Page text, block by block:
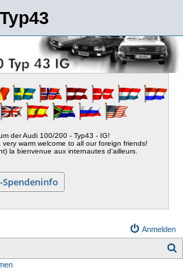
Typ43
der Audi 100/200 - Typ43 - IG!
warm welcome to all our foreign friends!
la bienvenue aux internautes d'ailleurs.
Spendeninfo
Anmelden